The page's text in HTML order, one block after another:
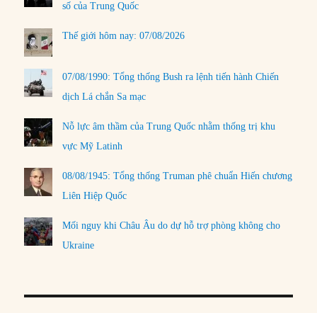
số của Trung Quốc
Thế giới hôm nay: 07/08/2026
07/08/1990: Tổng thống Bush ra lệnh tiến hành Chiến
dịch Lá chắn Sa mạc
Nỗ lực âm thầm của Trung Quốc nhằm thống trị khu
vực Mỹ Latinh
08/08/1945: Tổng thống Truman phê chuẩn Hiến chương
Liên Hiệp Quốc
Mối nguy khi Châu Âu do dự hỗ trợ phòng không cho
Ukraine